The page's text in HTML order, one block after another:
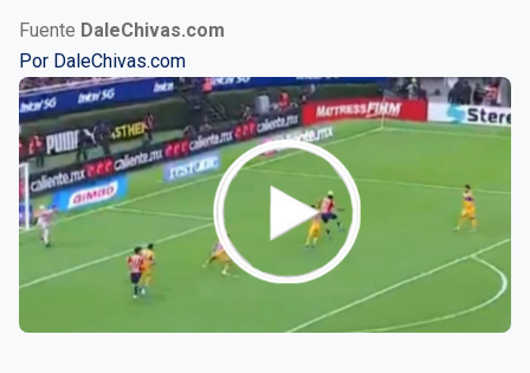
Fuente DaleChivas.com
Por DaleChivas.com